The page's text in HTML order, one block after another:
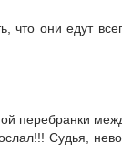
что они едут
перебранки
Судья,